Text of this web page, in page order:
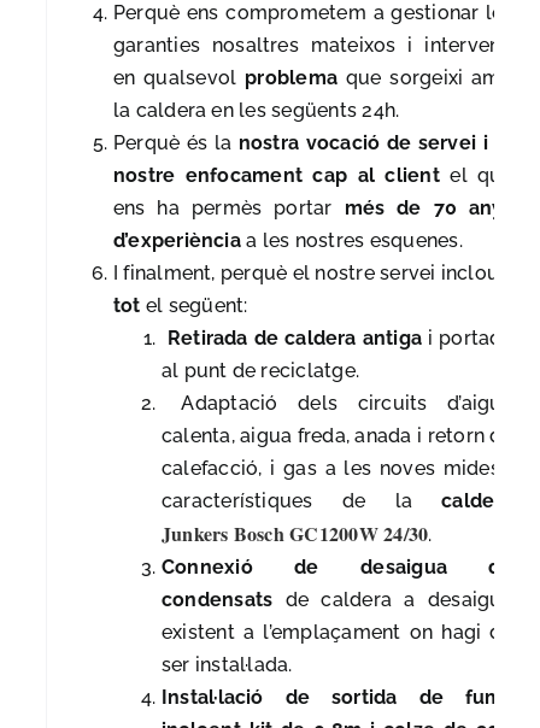
Perquè ens comprometem a gestionar les
garanties nosaltres mateixos i intervenir
en qualsevol problema que sorgeixi amb
la caldera en les següents 24h.
Perquè és la nostra vocació de servei i el
nostre enfocament cap al clientel que
ens ha permès portar més de 70 anys
d’experiènciaa les nostres esquenes.
I finalment, perquè el nostre servei inclou
tot el següent:
Retirada de caldera antiga i portada
al punt de reciclatge.
Adaptació dels circuits d’aigua
calenta, aigua freda, anada i retorn de
calefacció, i gas a les noves mides i
característiques de lacaldera
Junkers Bosch GC1200W 24/30.
Connexió de desaigua de
condensats de caldera a desaigua
existent a l’emplaçament on hagi de
ser instal·lada.
Instal·lació de sortida de fums